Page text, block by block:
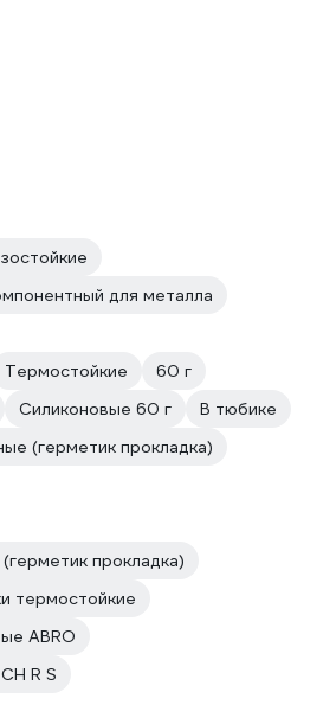
для металла
Термостойкие
60 г
Силиконовые 60 г
В тюбике
(герметик прокладка)
прокладка)
термостойкие
ABRO
R S